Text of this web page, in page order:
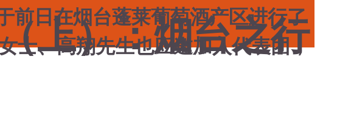
上）：烟台之行
前日在烟台蓬莱葡萄酒产区进行了
士、高翔先生也应邀加入代表团，